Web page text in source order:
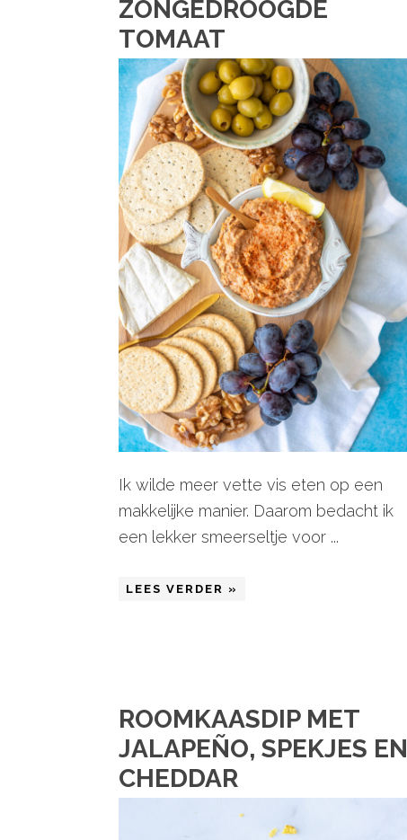
ZONGEDROOGDE
TOMAAT
Ik wilde meer vette vis eten op een
makkelijke manier. Daarom bedacht ik
een lekker smeerseltje voor ...
LEES VERDER »
ROOMKAASDIP MET
JALAPEÑO, SPEKJES EN
CHEDDAR